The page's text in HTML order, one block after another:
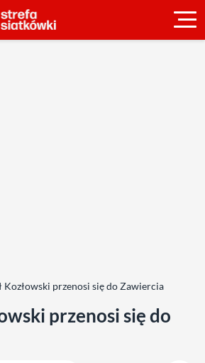
Kozłowski przenosi się do Zawiercia
przenosi się do